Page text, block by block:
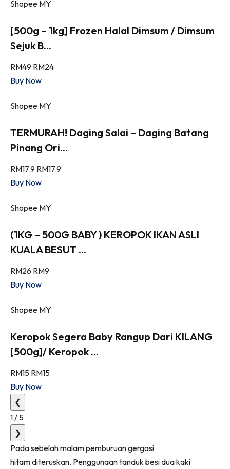
Shopee MY
[500g – 1kg] Frozen Halal Dimsum / Dimsum
Sejuk B...
RM49 RM24
Buy Now
Shopee MY
TERMURAH! Daging Salai – Daging Batang
Pinang Ori...
RM17.9 RM17.9
Buy Now
Shopee MY
(1KG – 500G BABY ) KEROPOK IKAN ASLI
KUALA BESUT ...
RM26 RM9
Buy Now
Shopee MY
Keropok Segera Baby Rangup Dari KILANG
[500g]/ Keropok ...
RM15 RM15
Buy Now
❮
1/ 5
❯
Pada sebelah malam pemburuan gergasi
hitam diteruskan. Penggunaan tanduk besi dua kaki